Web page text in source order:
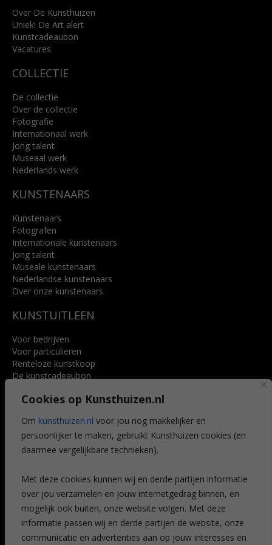
Cookies op Kunsthuizen.nl
Om kunsthuizen.nl voor jou nog makkelijker en
persoonlijker te maken, gebruikt Kunsthuizen cookies (en
daarmee vergelijkbare technieken).
Met deze cookies kunnen wij en derde partijen informatie
over jou verzamelen en jouw internetgedrag binnen, en
mogelijk ook buiten, onze website volgen. Met deze
informatie passen wij en derde partijen de website, onze
communicatie en advertenties aan op jouw interesses en
info@kunsthuisbreda.nl
Lees meer
Over De Kunsthuizen
Uniek! De Art alert
Kunstcadeaubon
Vacatures
COLLECTIE
De collectie
Over de collectie
Fotografie
Internationaal werk
Jong talent
Museaal werk
Nederlands werk
KUNSTENAARS
Kunstenaars
Fotografen
Internationale kunstenaars
Jong talent
Museale kunstenaars
Nederlandse kunstenaars
Over onze kunstenaars
KUNSTUITLEEN
Voor bedrijven
Voor particulieren
Renteloze kunstkoop
De kunstcadeaubon
Voordelen
Veelgestelde vragen
CONTACT
Leiden
Amsterdam
Breda
Favorieten
Mijn art alert